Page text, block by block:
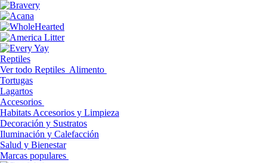
Reptiles
Ver todo Reptiles Alimento
Tortugas
Lagartos
Accesorios
Habitats Accesorios y Limpieza
Decoración y Sustratos
Iluminación y Calefacción
Salud y Bienestar
Marcas populares